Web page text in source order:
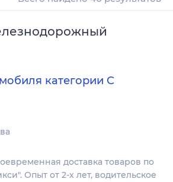
категории C
доставка товаров по
Опыт от 2-х лет, водительское